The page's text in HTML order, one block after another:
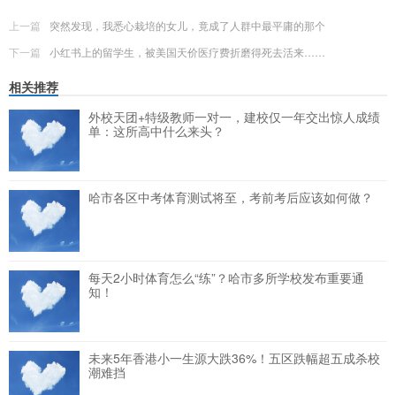
上一篇
突然发现，我悉心栽培的女儿，竟成了人群中最平庸的那个
下一篇
小红书上的留学生，被美国天价医疗费折磨得死去活来……
相关推荐
外校天团+特级教师一对一，建校仅一年交出惊人成绩
单：这所高中什么来头？
哈市各区中考体育测试将至，考前考后应该如何做？
每天2小时体育怎么“练”？哈市多所学校发布重要通
知！
未来5年香港小一生源大跌36%！五区跌幅超五成杀校
潮难挡